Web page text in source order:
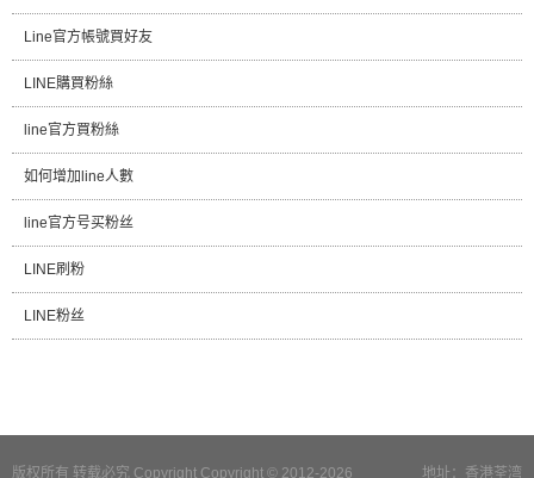
Line官方帳號買好友
LINE購買粉絲
line官方買粉絲
如何增加line人數
line官方号买粉丝
LINE刷粉
LINE粉丝
地址：香港荃湾
版权所有 转载必究 Copyright Copyright © 2012-2026